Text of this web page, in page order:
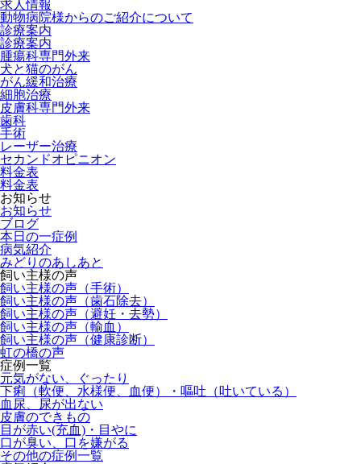
求人情報
動物病院様からのご紹介について
診療案内
診療案内
腫瘍科専門外来
犬と猫のがん
がん緩和治療
細胞治療
皮膚科専門外来
歯科
手術
レーザー治療
セカンドオピニオン
料金表
料金表
お知らせ
お知らせ
ブログ
本日の一症例
病気紹介
みどりのあしあと
飼い主様の声
飼い主様の声（手術）
飼い主様の声（歯石除去）
飼い主様の声（避妊・去勢）
飼い主様の声（輸血）
飼い主様の声（健康診断）
虹の橋の声
症例一覧
元気がない、ぐったり
下痢（軟便、水様便、血便）・嘔吐（吐いている）
血尿、尿が出ない
皮膚のできもの
目が赤い(充血)・目やに
口が臭い、口を嫌がる
その他の症例一覧